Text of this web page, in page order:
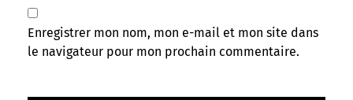
Enregistrer mon nom, mon e-mail et mon site dans
le navigateur pour mon prochain commentaire.